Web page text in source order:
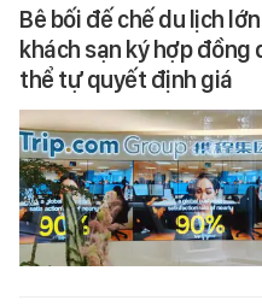
Bê bối đế chế du lịch
khách sạn ký hợp
thể tự quyết định giá